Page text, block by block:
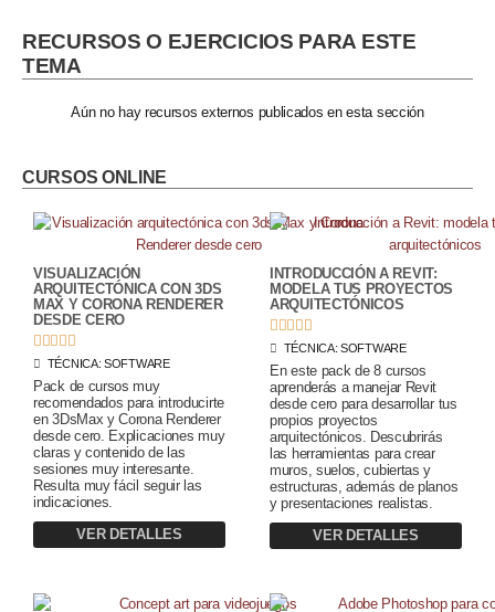
RECURSOS O EJERCICIOS PARA ESTE
TEMA
Aún no hay recursos externos publicados en esta sección
CURSOS ONLINE
VISUALIZACIÓN
ARQUITECTÓNICA CON 3DS
MAX Y CORONA RENDERER
DESDE CERO

TÉCNICA:SOFTWARE
Pack de cursos muy
recomendados para introducirte
en 3DsMax y Corona Renderer
desde cero. Explicaciones muy
claras y contenido de las
sesiones muy interesante.
Resulta muy fácil seguir las
indicaciones.
VER DETALLES
INTRODUCCIÓN A REVIT:
MODELA TUS PROYECTOS
ARQUITECTÓNICOS

TÉCNICA:SOFTWARE
En este pack de 8 cursos
aprenderás a manejar Revit
desde cero para desarrollar tus
propios proyectos
arquitectónicos. Descubrirás
las herramientas para crear
muros, suelos, cubiertas y
estructuras, además de planos
y presentaciones realistas.
VER DETALLES